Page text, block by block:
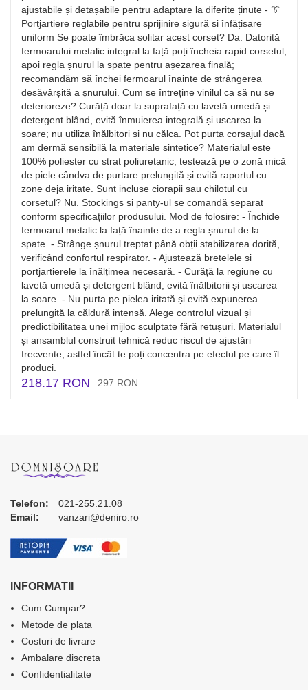
ajustabile și detașabile pentru adaptare la diferite ținute - 👔
Portjartiere reglabile pentru sprijinire sigură și înfățișare
uniform Se poate îmbrăca solitar acest corset? Da. Datorită
fermoarului metalic integral la față poți încheia rapid corsetul,
apoi regla șnurul la spate pentru așezarea finală;
recomandăm să închei fermoarul înainte de strângerea
desăvârșită a șnurului. Cum se întreține vinilul ca să nu se
deterioreze? Curăță doar la suprafață cu lavetă umedă și
detergent blând, evită înmuierea integrală și uscarea la
soare; nu utiliza înălbitori și nu călca. Pot purta corsajul dacă
am dermă sensibilă la materiale sintetice? Materialul este
100% poliester cu strat poliuretanic; testează pe o zonă mică
de piele cândva de purtare prelungită și evită raportul cu
zone deja iritate. Sunt incluse ciorapii sau chilotul cu
corsetul? Nu. Stockings și panty-ul se comandă separat
conform specificațiilor produsului. Mod de folosire: - Închide
fermoarul metalic la față înainte de a regla șnurul de la
spate. - Strânge șnurul treptat până obții stabilizarea dorită,
verificând confortul respirator. - Ajustează bretelele și
portjartierele la înălțimea necesară. - Curăță la regiune cu
lavetă umedă și detergent blând; evită înălbitorii și uscarea
la soare. - Nu purta pe pielea iritată și evită expunerea
prelungită la căldură intensă. Alege controlul vizual și
predictibilitatea unei mijloc sculptate fără retușuri. Materialul
și ansamblul construit tehnică reduc riscul de ajustări
frecvente, astfel încât te poți concentra pe efectul pe care îl
produci.
218.17 RON 297 RON
Telefon:
021-255.21.08
Email:
vanzari@deniro.ro
INFORMATII
Cum Cumpar?
Metode de plata
Costuri de livrare
Ambalare discreta
Confidentialitate